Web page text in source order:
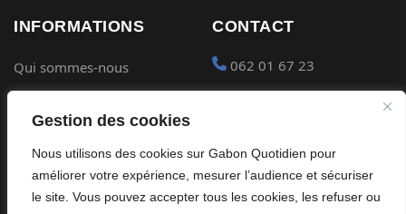
Gestion des cookies
Nous utilisons des cookies sur Gabon Quotidien pour
améliorer votre expérience, mesurer l’audience et sécuriser
le site. Vous pouvez accepter tous les cookies, les refuser ou
INFORMATIONS
Qui sommes-nous
Confidentialité
Cookies
CONTACT
062 01 67 23
Placer une Pub
Devenir partenaire